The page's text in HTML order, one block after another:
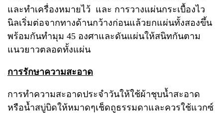
และทำเครื่องหมายไว้ และ การวางแผ่นกระเบื้องไว
นิลเริ่มต่อจากทางด้านกว้างก่อนแล้วยกแผ่นทั้งสองขึ้น
พร้อมกันทำมุม 45 องศาและดันแผ่นให้สนิทกันตาม
แนวยาวตลอดทั้งแผ่น
การรักษาความสะอาด
การทำความสะอาดประจำวันให้ใช้ผ้าชุบน้ำสะอาด
หรือน้ำสบู่บิดให้หมาดๆเช็ดถูธรรมดาและควรใช้แวกซ์